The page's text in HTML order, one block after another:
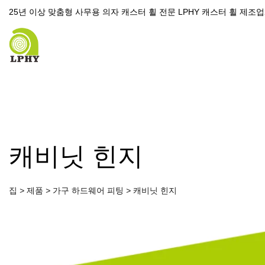
25년 이상 맞춤형 사무용 의자 캐스터 휠 전문 LPHY 캐스터 휠 제조
캐비닛 힌지
집 > 제품 > 가구 하드웨어 피팅 > 캐비닛 힌지